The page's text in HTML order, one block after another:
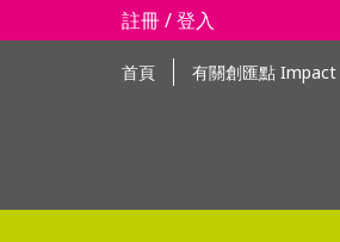
註冊 / 登入
首頁 有關創匯點